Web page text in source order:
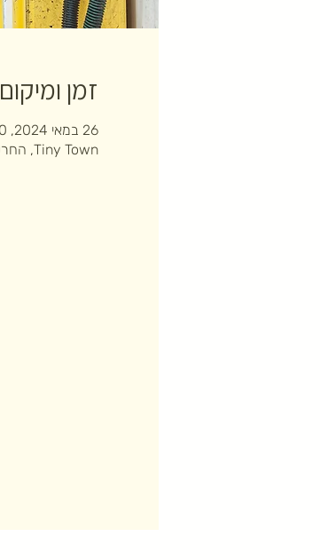
זמן ומיקום
26 במאי 2024, 9:30 – 12:30
Tiny Town, החרש 16, נס ציונה, ישראל